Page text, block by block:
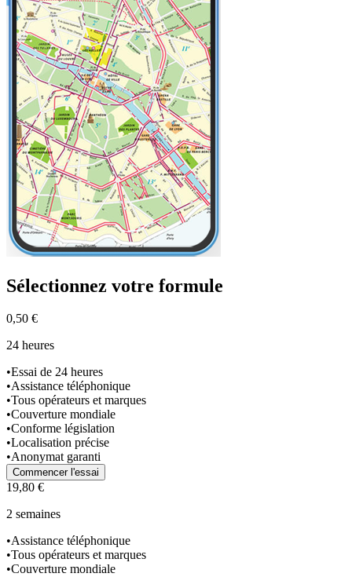
Sélectionnez votre formule
0,50 €
24 heures
•Essai de 24 heures
•Assistance téléphonique
•Tous opérateurs et marques
•Couverture mondiale
•Conforme législation
•Localisation précise
•Anonymat garanti
Commencer l'essai
19,80 €
2 semaines
•Assistance téléphonique
•Tous opérateurs et marques
•Couverture mondiale